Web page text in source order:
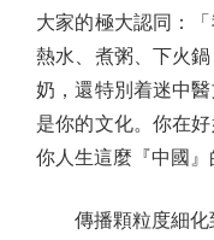
大家的極大認同：
熱水、煮粥、下火
奶，還特別着迷中
是你的文化。你在
你人生這麼『中國』
傳播顆粒度細化